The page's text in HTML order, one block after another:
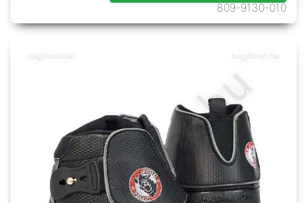
809-9130-010